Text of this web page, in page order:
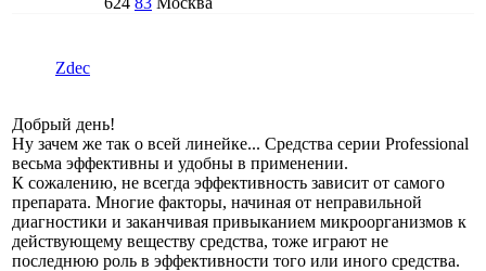
Zdec
Добрый день!
Ну зачем же так о всей линейке... Средства серии Professional
весьма эффективны и удобны в применении.
К сожалению, не всегда эффективность зависит от самого
препарата. Многие факторы, начиная от неправильной
диагностики и заканчивая привыканием микроорганизмов к
действующему веществу средства, тоже играют не
последнюю роль в эффективности того или иного средства.